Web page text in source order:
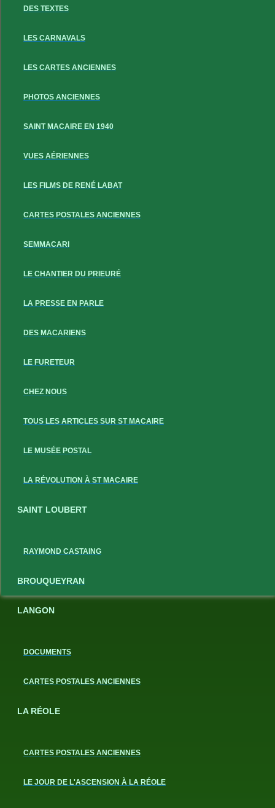
DES TEXTES
LES CARNAVALS
LES CARTES ANCIENNES
PHOTOS ANCIENNES
SAINT MACAIRE EN 1940
VUES AÉRIENNES
LES FILMS DE RENÉ LABAT
CARTES POSTALES ANCIENNES
SEMMACARI
LE CHANTIER DU PRIEURÉ
LA PRESSE EN PARLE
DES MACARIENS
LE FURETEUR
CHEZ NOUS
TOUS LES ARTICLES SUR ST MACAIRE
LE MUSÉE POSTAL
LA RÉVOLUTION À ST MACAIRE
SAINT LOUBERT
RAYMOND CASTAING
BROUQUEYRAN
LANGON
DOCUMENTS
CARTES POSTALES ANCIENNES
LA RÉOLE
CARTES POSTALES ANCIENNES
LE JOUR DE L'ASCENSION À LA RÉOLE